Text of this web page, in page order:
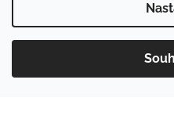
vyhrazena.